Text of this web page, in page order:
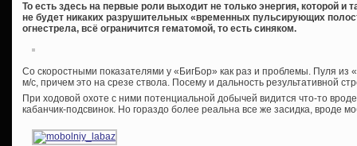
То есть здесь на первые роли выходит не только энергия, которой и
не будет никаких разрушительных «временных пульсирующих
огнестрела, всё ограничится гематомой, то есть синяком.
Со скоростными показателями у «БигБор» как раз и проблемы. Пуля из
м/с, причем это на срезе ствола. Посему и дальность результативной
При ходовой охоте с ними потенциальной добычей видится что-то
кабанчик-подсвинок. Но гораздо более реальна все же засидка, вроде